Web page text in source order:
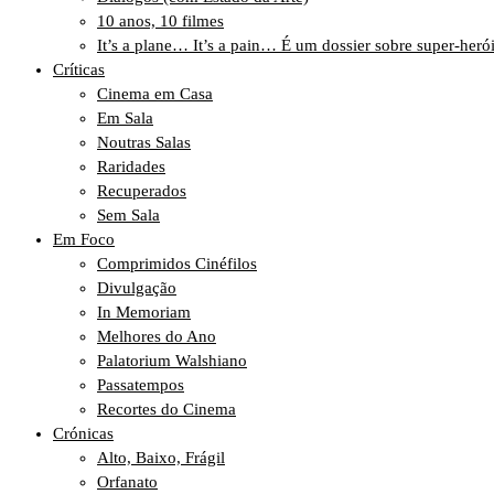
10 anos, 10 filmes
It’s a plane… It’s a pain… É um dossier sobre super-
Críticas
Cinema em Casa
Em Sala
Noutras Salas
Raridades
Recuperados
Sem Sala
Em Foco
Comprimidos Cinéfilos
Divulgação
In Memoriam
Melhores do Ano
Palatorium Walshiano
Passatempos
Recortes do Cinema
Crónicas
Alto, Baixo, Frágil
Orfanato